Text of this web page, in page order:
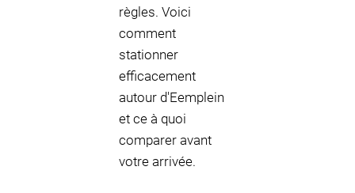
règles. Voici
comment
stationner
efficacement
autour d'Eemplein
et ce à quoi
comparer avant
votre arrivée.